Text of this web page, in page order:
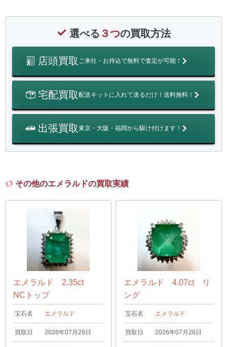
選べる ３つの買取方法
店頭買取 ご来社・お持込で無料で査定が可能！
宅配買取配送キットに入れて送るだけ！送料無料！
出張買取東京・大阪・福岡から駆け付けます！
その他のエメラルドの買取実績
エメラルド 2.35ct
NCトップ
宝石名 エメラルド
買取日 2026年07月29日
エメラルド 4.07ct リ
ング
宝石名 エメラルド
買取日 2026年07月28日